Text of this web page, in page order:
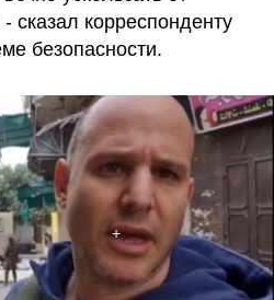
корреспонденту
безопасности.